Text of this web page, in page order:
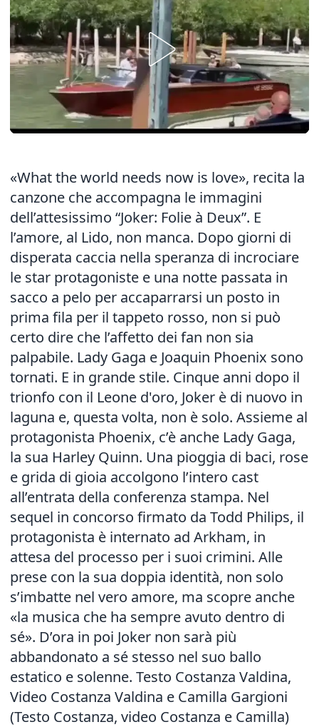
«What the world needs now is love», recita la
canzone che accompagna le immagini
dell’attesissimo “Joker: Folie à Deux”. E
l’amore, al Lido, non manca. Dopo giorni di
disperata caccia nella speranza di incrociare
le star protagoniste e una notte passata in
sacco a pelo per accaparrarsi un posto in
prima fila per il tappeto rosso, non si può
certo dire che l’affetto dei fan non sia
palpabile. Lady Gaga e Joaquin Phoenix sono
tornati. E in grande stile. Cinque anni dopo il
trionfo con il Leone d'oro, Joker è di nuovo in
laguna e, questa volta, non è solo. Assieme al
protagonista Phoenix, c’è anche Lady Gaga,
la sua Harley Quinn. Una pioggia di baci, rose
e grida di gioia accolgono l’intero cast
all’entrata della conferenza stampa. Nel
sequel in concorso firmato da Todd Philips, il
protagonista è internato ad Arkham, in
attesa del processo per i suoi crimini. Alle
prese con la sua doppia identità, non solo
s’imbatte nel vero amore, ma scopre anche
«la musica che ha sempre avuto dentro di
sé». D’ora in poi Joker non sarà più
abbandonato a sé stesso nel suo ballo
estatico e solenne. Testo Costanza Valdina,
Video Costanza Valdina e Camilla Gargioni
(Testo Costanza, video Costanza e Camilla)